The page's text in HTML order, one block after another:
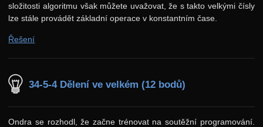
složitosti algoritmu však můžete uvažovat, že s takto velkými čísly
lze stále provádět základní operace v konstantním čase.
Řešení
34-5-4 Dělení ve velkém (12 bodů)
Ondra se rozhodl, že začne trénovat na soutěžní programování.